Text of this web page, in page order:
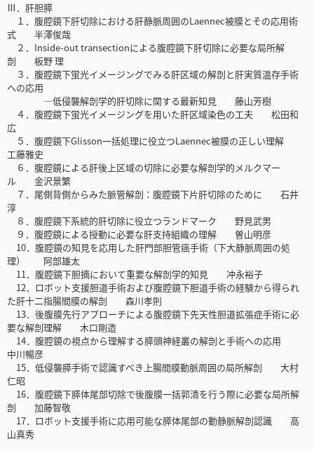
Ⅲ．肝胆膵
１．腹腔鏡下肝切除における肝静脈周囲のLaennec被膜とその応用術
式 半澤俊哉
２．Inside-out transectionによる腹腔鏡下肝切除に必要な局所解
剖 板野 理
３．腹腔鏡下蛍光イメージングでみる肝区域の解剖と肝実質温存手術
への応用
―低侵襲解剖学的肝切除に関する最新知見 藤山芳樹
４．腹腔鏡下蛍光イメージングを用いた肝区域染色の工夫 松田和
広
５．腹腔鏡下Glisson一括処理に役立つLaennec被膜の正しい理解
工藤雅史
６．腹腔鏡による肝後上区域の切除に必要な解剖学的メルクマー
ル 金沢景繁
７．尾側背側からみた脈管解剖：腹腔鏡下片肝切除のために 石井
淳
８．腹腔鏡下系統的肝切除に役立つランドマーク 野見武男
９．腹腔鏡による授動に必要な肝支持組織の理解 曽山明彦
10．腹腔鏡の知見を応用した肝門部胆管癌手術（下大静脈周囲の処
理） 阿部雄太
11．腹腔鏡下胆摘において重要な解剖学的知見 冲永裕子
12．ロボット支援胆道手術および腹腔鏡下胆道手術の経験から得られ
た肝十二指腸間膜の解剖 森川孝則
13．後腹膜先行アプローチによる腹腔鏡下先天性胆道拡張症手術に必
要な解剖理解 木口剛造
14．腹腔鏡の視点から理解する膵頭神経叢の解剖と手術への応用
中川暢彦
15．低侵襲膵手術で認識すべき上腸間膜動脈周囲の局所解剖 大村
仁昭
16．腹腔鏡下膵体尾部切除で後腹膜一括郭清を行う際に必要な局所解
剖 加藤智敬
17．ロボット支援手術に応用可能な膵体尾部の動静脈解剖認識 高
山真秀